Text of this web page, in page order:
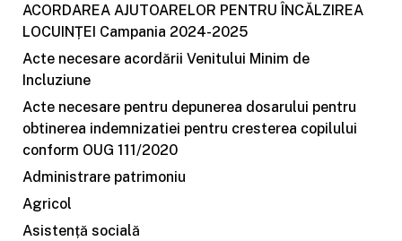
ACORDAREA AJUTOARELOR PENTRU ÎNCĂLZIREA
LOCUINȚEI Campania 2024-2025
Acte necesare acordării Venitului Minim de
Incluziune
Acte necesare pentru depunerea dosarului pentru
obtinerea indemnizatiei pentru cresterea copilului
conform OUG 111/2020
Administrare patrimoniu
Agricol
Asistență socială